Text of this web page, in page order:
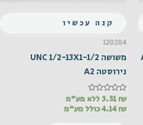
קנה עכשיו
120204
משושה UNC 1/2-13X1-1/2
נירוסטה A2
דורג
מתוך
3.51 ₪
ללא מע"מ
4.14₪ כולל מע"מ